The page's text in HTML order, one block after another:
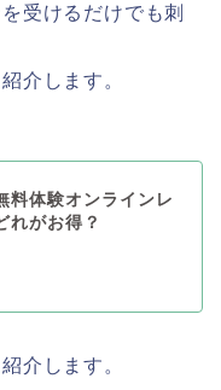
受けるだけでも刺
介します。
料体験オンラインレ
れがお得？
介します。